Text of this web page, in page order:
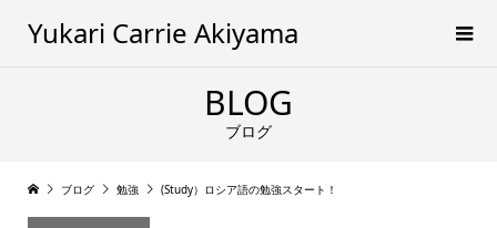
Yukari Carrie Akiyama
BLOG
ブログ
ブログ 勉強 (Study）ロシア語の勉強スタート！